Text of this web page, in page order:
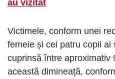
au vizitat
Victimele, conform unei
femeie și cei patru copii ai
cuprinsă între aproximativ
această dimineață,